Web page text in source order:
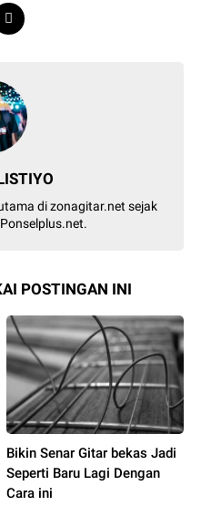
di zonagitar.net sejak
POSTINGAN INI
Bikin Senar Gitar bekas Jadi
Seperti Baru Lagi Dengan
Cara ini